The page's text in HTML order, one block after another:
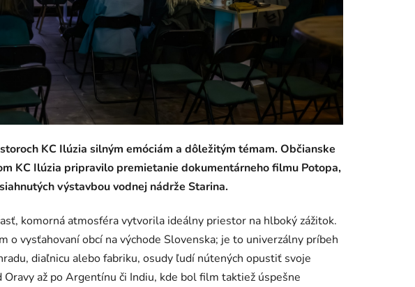
KC Ilúzia silným emóciám a dôležitým témam. Občianske
KC Ilúzia pripravilo premietanie dokumentárneho filmu Potopa,
výstavbou vodnej nádrže Starina.
komorná atmosféra vytvorila ideálny priestor na hlboký zážitok.
o vysťahovaní obcí na východe Slovenska; je to univerzálny príbeh
diaľnicu alebo fabriku, osudy ľudí nútených opustiť svoje
až po Argentínu či Indiu, kde bol film taktiež úspešne